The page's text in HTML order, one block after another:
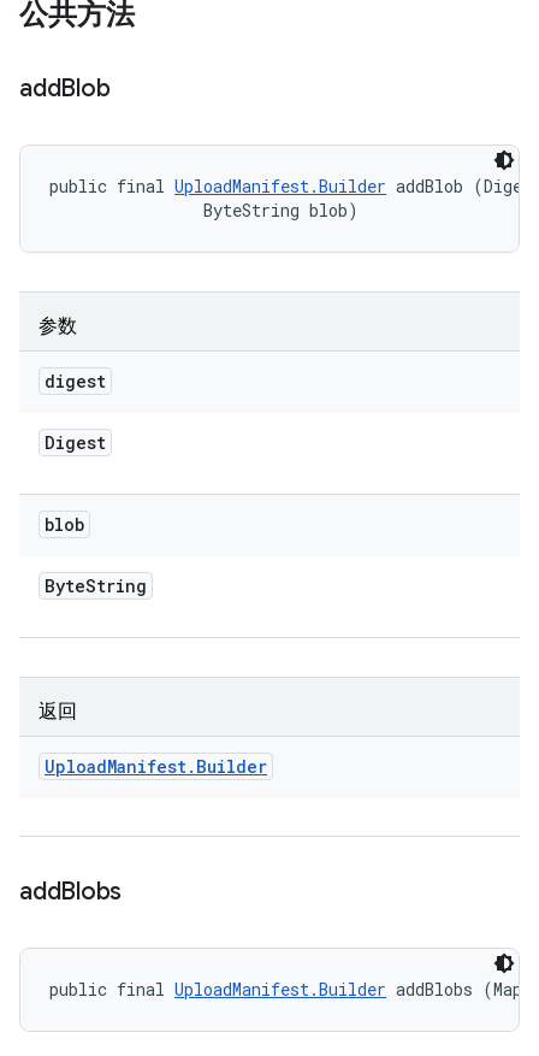
公共方法
addBlob
public final UploadManifest.Builder addBlob
                ByteString blob)
参数
digest
Digest
blob
ByteString
返回
UploadManifest. Builder
addBlobs
public final UploadManifest.Builder addBlobs